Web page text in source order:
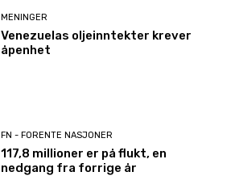
MENINGER
Venezuelas oljeinntekter krever
åpenhet
FN - FORENTE NASJONER
117,8 millioner er på flukt, en
nedgang fra forrige år